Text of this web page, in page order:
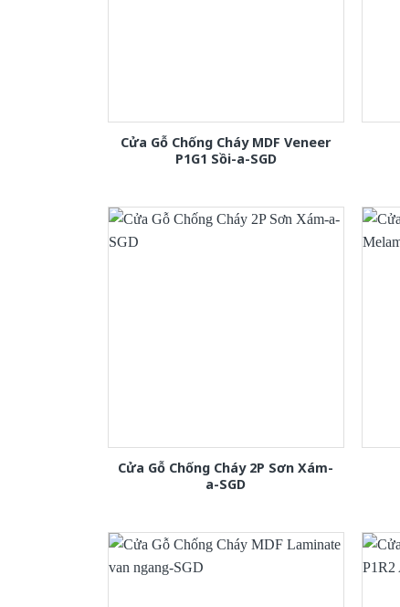
Cửa Gỗ Chống Cháy MDF Veneer
P1G1 Sồi-a-SGD
Cửa Gỗ Chống Cháy 2P Sơn Xám-
a-SGD